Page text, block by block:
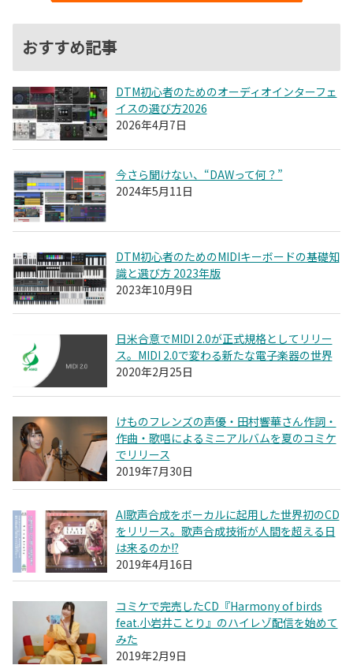
おすすめ記事
DTM初心者のためのオーディオインターフェ
イスの選び方2026
2026年4月7日
今さら聞けない、“DAWって何？”
2024年5月11日
DTM初心者のためのMIDIキーボードの基礎知
識と選び方 2023年版
2023年10月9日
日米合意でMIDI 2.0が正式規格としてリリー
ス。MIDI 2.0で変わる新たな電子楽器の世界
2020年2月25日
けものフレンズの声優・田村響華さん作詞・
作曲・歌唱によるミニアルバムを夏のコミケ
でリリース
2019年7月30日
AI歌声合成をボーカルに起用した世界初のCD
をリリース。歌声合成技術が人間を超える日
は来るのか!?
2019年4月16日
コミケで完売したCD『Harmony of birds
feat.小岩井ことり』のハイレゾ配信を始めて
みた
2019年2月9日